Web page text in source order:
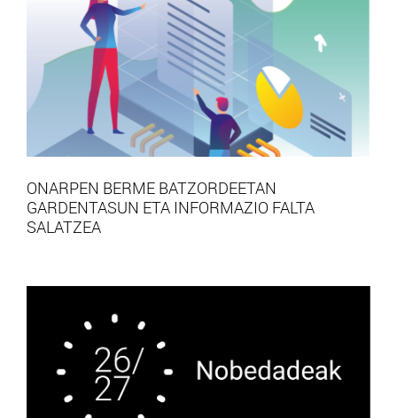
ONARPEN BERME BATZORDEETAN
GARDENTASUN ETA INFORMAZIO FALTA
SALATZEA